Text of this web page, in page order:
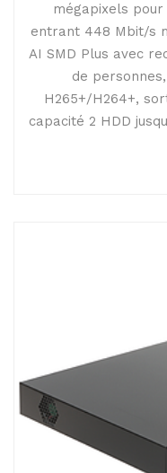
mégapixels
entrant 448 Mbit/s
AI SMD Plus avec
de
H265+/H264+,
capacité 2 HDD